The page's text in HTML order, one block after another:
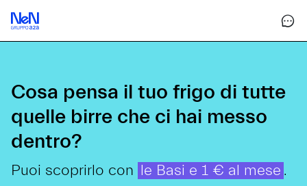
Cosa pensa il tuo frigo di tutte
quelle birre che ci hai messo
dentro?
Puoi scoprirlo con le Basi e 1 € al mese .